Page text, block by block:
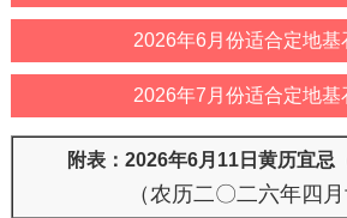
2026年6月份适合定地基
2026年7月份适合定地基
附表：2026年6月11日黄历宜忌
（农历二〇二六年四月